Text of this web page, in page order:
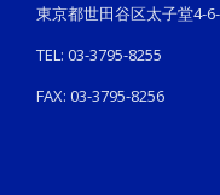
東京都世田谷区太子堂4-
TEL: 03-3795-8255
FAX: 03-3795-8256